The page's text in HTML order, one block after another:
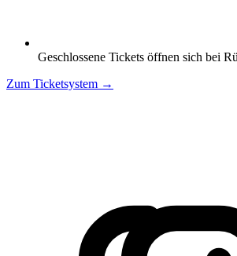
Geschlossene Tickets öffnen sich bei
Zum Ticketsystem →